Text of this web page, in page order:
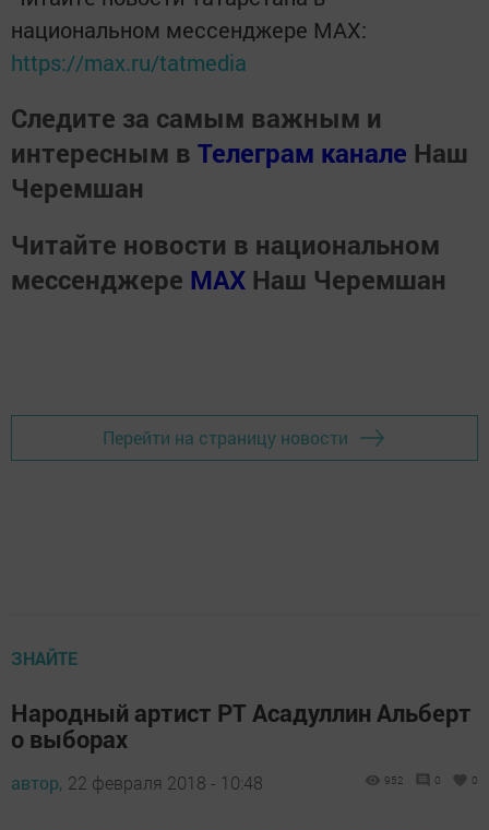
национальном мессенджере MАХ:
https://max.ru/tatmedia
Следите за самым важным и
интересным в Телеграм канале Наш
Черемшан
Читайте новости в национальном
мессенджере MАХ Наш Черемшан
Перейти на страницу новости
ЗНАЙТЕ
Народный артист РТ Асадуллин Альберт
о выборах
автор, 22 февраля 2018 - 10:48 952 0 0